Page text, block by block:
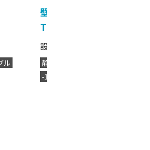
ル
壁掛け型露点計
TKZH005
設置型ポンプ内蔵露点計ユ
静電容量式
-100～+20℃dp